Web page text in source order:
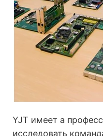
YJT имеет a
исследовать